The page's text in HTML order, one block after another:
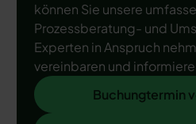
können Sie unsere
Prozessberatung- und
Experten in Anspruch
vereinbaren und
Buchungtermin vereinbaren
Buchungtermin